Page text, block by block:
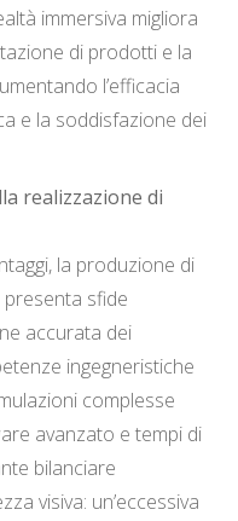
immersiva migliora
di prodotti e la
l’efficacia
e la soddisfazione dei
realizzazione di
la produzione di
sfide
accurata dei
ingegneristiche
complesse
avanzato e tempi di
bilanciare
visiva: un’eccessiva